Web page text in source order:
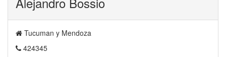
Tucuman y Mendoza
424345